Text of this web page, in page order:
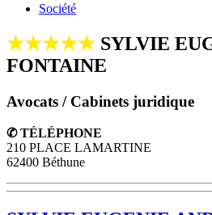
Société
★★★★★ SYLVIE
FONTAINE
Avocats / Cabinets juridique
✆ TÉLÉPHONE
210 PLACE LAMARTINE
62400 Béthune